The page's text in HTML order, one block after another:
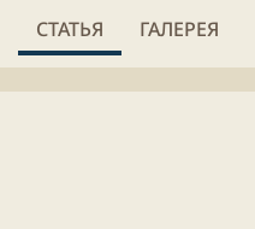
у
л
и
СТАТЬЯ ГАЛЕРЕЯ